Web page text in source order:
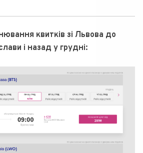
квитків зі Львова до
і назад у грудні: